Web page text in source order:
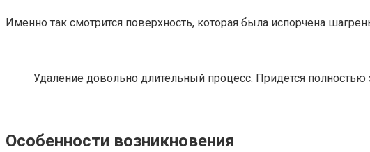
Именно так смотрится поверхность, которая была испорчена
Удаление довольно длительный процесс. Придется полностью
Особенности возникновения